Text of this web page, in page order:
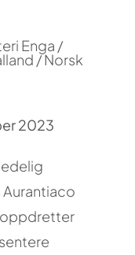
2023
Aurantiaco
oppdretter